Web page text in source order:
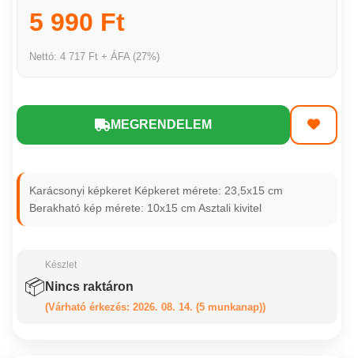
5 990 Ft
Nettó: 4 717 Ft + ÁFA (27%)
MEGRENDELEM
Karácsonyi képkeret Képkeret mérete: 23,5x15 cm
Berakható kép mérete: 10x15 cm Asztali kivitel
📦
Készlet
Nincs raktáron
(Várható érkezés: 2026. 08. 14. (5 munkanap))